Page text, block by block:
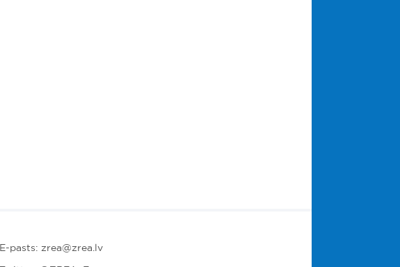
E-pasts: zrea@zrea.lv